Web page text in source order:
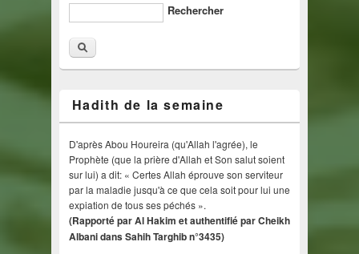
Rechercher
Hadith de la semaine
D'après Abou Houreira (qu'Allah l'agrée), le
Prophète (que la prière d'Allah et Son salut soient
sur lui) a dit: « Certes Allah éprouve son serviteur
par la maladie jusqu'à ce que cela soit pour lui une
expiation de tous ses péchés ».
(Rapporté par Al Hakim et authentifié par Cheikh
Albani dans Sahih Targhib n°3435)